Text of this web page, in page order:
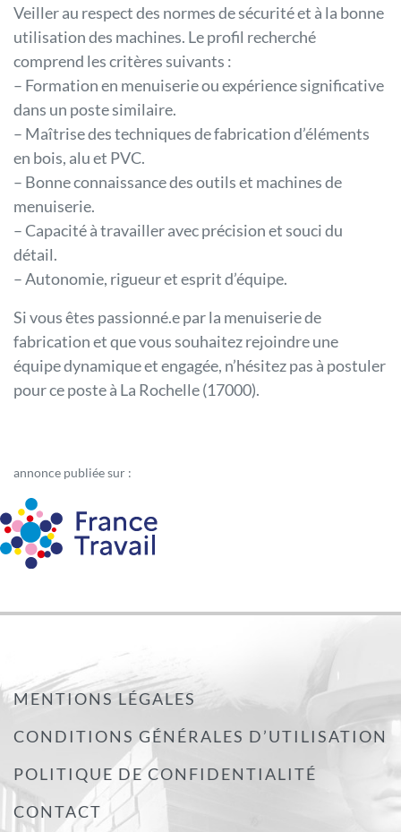
Veiller au respect des normes de sécurité et à la bonne
utilisation des machines. Le profil recherché
comprend les critères suivants :
– Formation en menuiserie ou expérience significative
dans un poste similaire.
– Maîtrise des techniques de fabrication d’éléments
en bois, alu et PVC.
– Bonne connaissance des outils et machines de
menuiserie.
– Capacité à travailler avec précision et souci du
détail.
– Autonomie, rigueur et esprit d’équipe.
Si vous êtes passionné.e par la menuiserie de
fabrication et que vous souhaitez rejoindre une
équipe dynamique et engagée, n’hésitez pas à postuler
pour ce poste à La Rochelle (17000).
annonce publiée sur :
MENTIONS LÉGALES
CONDITIONS GÉNÉRALES D’UTILISATION
POLITIQUE DE CONFIDENTIALITÉ
CONTACT